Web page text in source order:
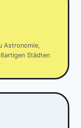
Astronomie,
Städten